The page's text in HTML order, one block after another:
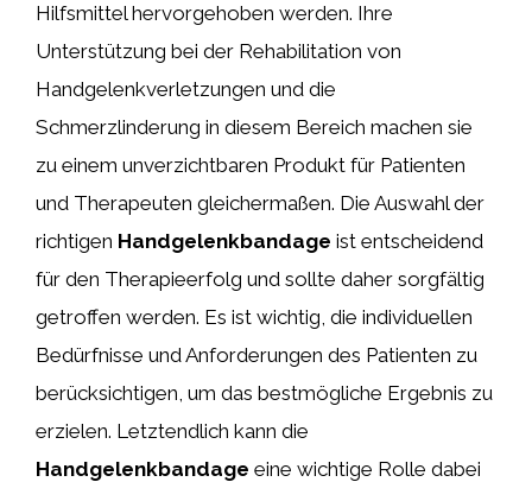
Hilfsmittel hervorgehoben werden. Ihre
Unterstützung bei der Rehabilitation von
Handgelenkverletzungen und die
Schmerzlinderung in diesem Bereich machen sie
zu einem unverzichtbaren Produkt für Patienten
und Therapeuten gleichermaßen. Die Auswahl der
richtigen Handgelenkbandage ist entscheidend
für den Therapieerfolg und sollte daher sorgfältig
getroffen werden. Es ist wichtig, die individuellen
Bedürfnisse und Anforderungen des Patienten zu
berücksichtigen, um das bestmögliche Ergebnis zu
erzielen. Letztendlich kann die
Handgelenkbandage eine wichtige Rolle dabei